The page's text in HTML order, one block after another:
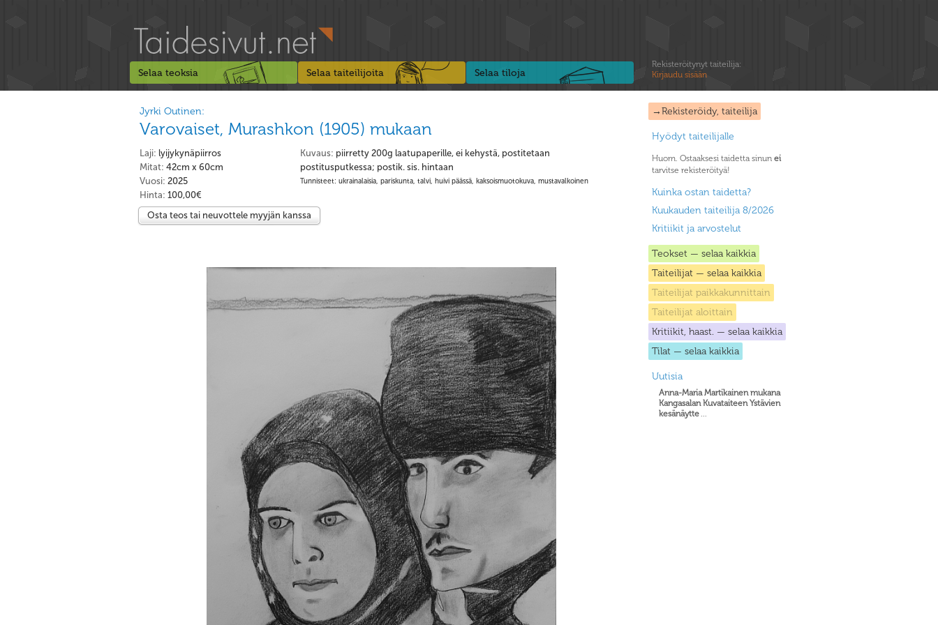
Selaa teoksia Selaa taiteilijoita Selaa tiloja
Rekisteröitynyt taiteilija:
Kirjaudu sisään
→Rekisteröidy, taiteilija
Hyödyt taiteilijalle
Huom. Ostaaksesi taidetta sinun ei
tarvitse rekisteröityä!
Kuinka ostan taidetta?
Kuukauden taiteilija 8/2026
Kritiikit ja arvostelut
Teokset — selaa kaikkia
Taiteilijat — selaa kaikkia
Taiteilijat paikkakunnittain
Taiteilijat aloittain
Kritiikit, haast. — selaa kaikkia
Tilat — selaa kaikkia
Uutisia
Anna-Maria Martikainen mukana
Kangasalan Kuvataiteen Ystävien
kesänäytte...
Jyrki Outinen:
Varovaiset, Murashkon (1905) mukaan
Kuvaus: piirretty 200g laatupaperille, ei kehystä, postitetaan
postitusputkessa; postik. sis. hintaan
Tunnisteet: ukrainalaisia, pariskunta, talvi, huivi päässä, kaksoismuotokuva, mustavalkoinen
Laji: lyijykynäpiirros
Mitat: 42cm x 60cm
Vuosi: 2025
Hinta: 100,00€
Osta teos tai neuvottele myyjän kanssa